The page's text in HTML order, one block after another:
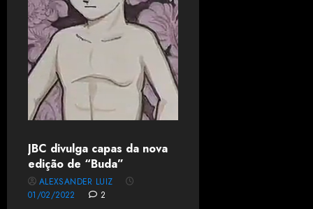
JBC divulga capas da nova
edição de “Buda”
ALEXSANDER LUIZ
01/02/2022
2